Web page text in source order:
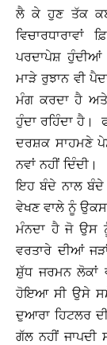
ਲੈ ਕੇ ਹੁਣ ਤੱਕ
ਪਰਦਾਪੇਸ਼
ਮਾੜੇ ਰੁਝਾਨ ਵੀ
ਮੰਗ ਕਰਦਾ ਹੈ
ਹੁੰਦਾ ਰਹਿੰਦਾ ਹੈ।
ਦਰਸ਼ਕ ਸਾਹਮਣੇ
ਨਵਾਂ ਨਹੀਂ ਦਿੰਦੀ।
ਇਹ ਬੰਦੇ ਨਾਲ ਬੰਦੇ
ਵੇਖਣ ਵਾਲੇ ਨੂੰ
ਮੰਨਦਾ ਹੈ ਜੋ ਉਸ
ਵਰਤਾਰੇ ਦੀਆਂ
ਸ਼ੁੱਧ ਜਰਮਨ ਲੋਕਾਂ
ਹੋਇਆ ਸੀ ਉਸੇ
ਦੁਆਰਾ ਹਿਟਲਰ
ਗੱਲ ਨਹੀਂ ਜਾਪਦੀ